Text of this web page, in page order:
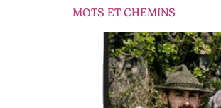
MOTS ET CHEMINS